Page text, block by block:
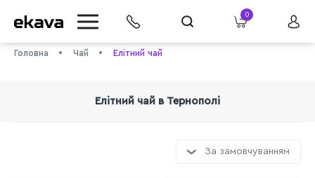
0
Головна Чай Елітний чай
Елітний чай в Тернополі
За замовчуванням